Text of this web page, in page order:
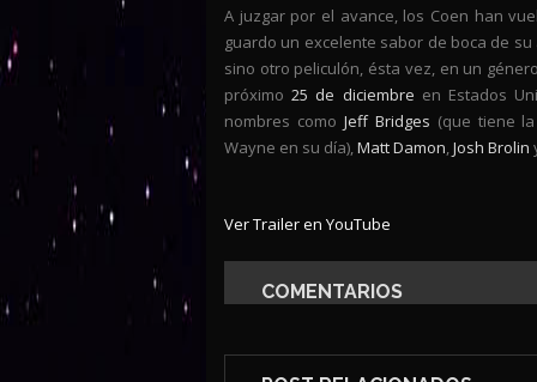
A juzgar por el avance, los Coen han
guardo un excelente sabor de boca de su
sino otro peliculón, ésta vez, en un
próximo25 de diciembre en Estados
nombres como Jeff Bridges (que tiene
Wayne en su día),Matt Damon,Josh Brolin
Ver Trailer en YouTube
COMENTARIOS